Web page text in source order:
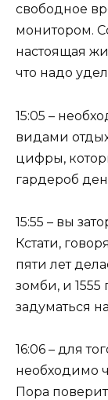
свободное
монитором.
настоящая
что надо
15:05 –
видами
цифры,
гардероб
15:55 – вы
Кстати,
пяти лет
зомби, и 1555
задуматься
16:06 – для
необходимо
Пора